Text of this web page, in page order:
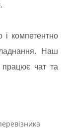
компетентно
Наш
працює чат та